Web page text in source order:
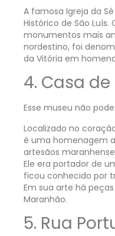
A famosa Igreja da
Histórico de São
monumentos mais
nordestino, foi
da Vitória em
4. Casa
Esse museu não
Localizado no
é uma homenagem
artesãos
Ele era portador de
ficou conhecido por
Em sua arte há
Maranhão.
5. Rua